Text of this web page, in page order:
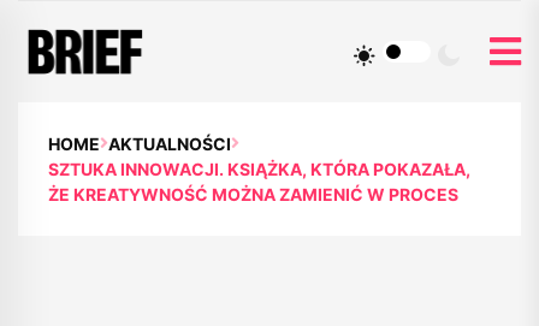
HOME AKTUALNOŚCI
SZTUKA INNOWACJI. KSIĄŻKA, KTÓRA POKAZAŁA,
ŻE KREATYWNOŚĆ MOŻNA ZAMIENIĆ W PROCES